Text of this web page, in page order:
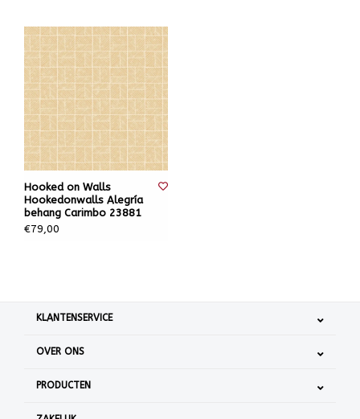
Hooked on Walls
Hookedonwalls Alegría
behang Carimbo 23881
€79,00
KLANTENSERVICE
OVER ONS
PRODUCTEN